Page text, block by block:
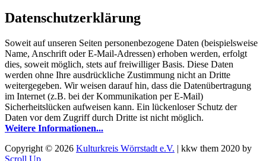
Datenschutzerklärung
Soweit auf unseren Seiten personenbezogene Daten (beispielsweise
Name, Anschrift oder E-Mail-Adressen) erhoben werden, erfolgt
dies, soweit möglich, stets auf freiwilliger Basis. Diese Daten
werden ohne Ihre ausdrückliche Zustimmung nicht an Dritte
weitergegeben. Wir weisen darauf hin, dass die Datenübertragung
im Internet (z.B. bei der Kommunikation per E-Mail)
Sicherheitslücken aufweisen kann. Ein lückenloser Schutz der
Daten vor dem Zugriff durch Dritte ist nicht möglich.
Weitere Informationen...
Copyright © 2026 Kulturkreis Wörrstadt e.V. | kkw them 2020 by
Scroll Up